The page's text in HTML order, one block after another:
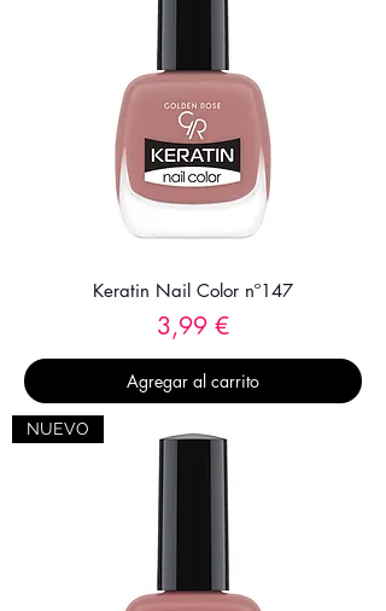
Keratin Nail Color nº147
Precio
3,99 €
Agregar al carrito
NUEVO